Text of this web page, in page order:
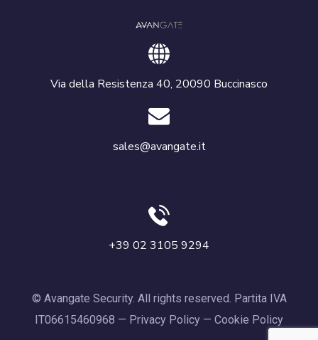
Via della Resistenza 40, 20090 Buccinasco
sales@avangate.it
+39 02 3105 9294
© Avangate Security. All rights reserved. Partita IVA
IT06615460968 — Privacy Policy — Cookie Policy